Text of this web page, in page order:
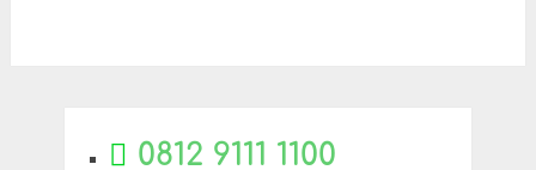
0812 9111 1100